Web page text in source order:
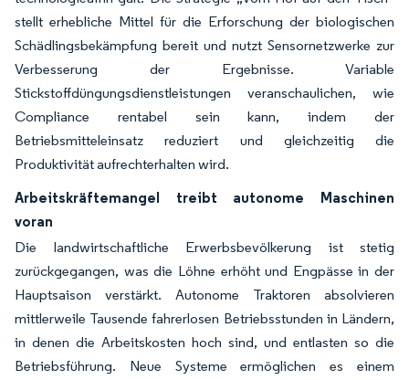
stellt erhebliche Mittel für die Erforschung der biologischen
Schädlingsbekämpfung bereit und nutzt Sensornetzwerke zur
Verbesserung der Ergebnisse. Variable
Stickstoffdüngungsdienstleistungen veranschaulichen, wie
Compliance rentabel sein kann, indem der
Betriebsmitteleinsatz reduziert und gleichzeitig die
Produktivität aufrechterhalten wird.
Arbeitskräftemangel treibt autonome Maschinen
voran
Die landwirtschaftliche Erwerbsbevölkerung ist stetig
zurückgegangen, was die Löhne erhöht und Engpässe in der
Hauptsaison verstärkt. Autonome Traktoren absolvieren
mittlerweile Tausende fahrerlosen Betriebsstunden in Ländern,
in denen die Arbeitskosten hoch sind, und entlasten so die
Betriebsführung. Neue Systeme ermöglichen es einem